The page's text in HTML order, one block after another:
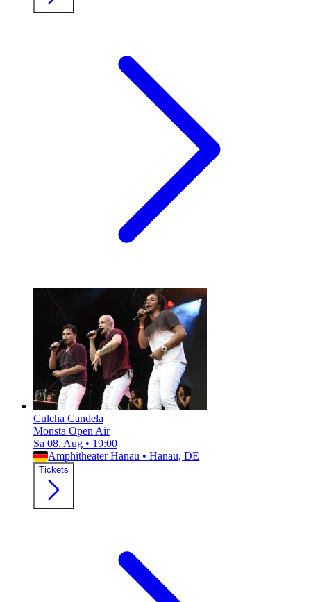
Culcha Candela
Monsta Open Air
Sa 08. Aug • 19:00
Amphitheater Hanau • Hanau, DE
Tickets